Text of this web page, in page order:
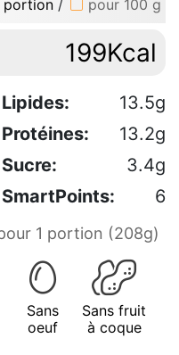
portion / pour 100 g
199Kcal
Lipides:
13.5g
Protéines:
13.2g
Sucre:
3.4g
SmartPoints: 6
1 portion (208g)
Sans
oeuf
Sans fruit
à coque